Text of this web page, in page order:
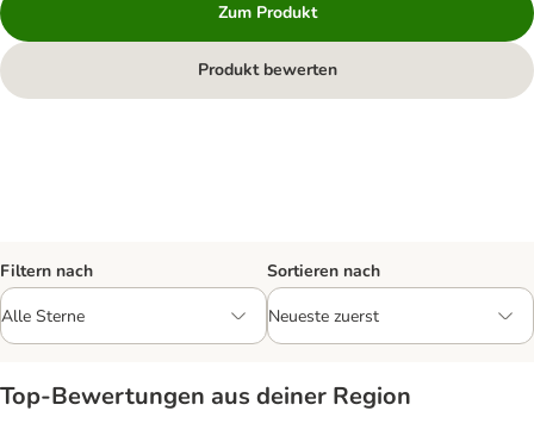
Zum Produkt
Produkt bewerten
Filtern nach Sortieren nach
Top‑Bewertungen aus deiner Region